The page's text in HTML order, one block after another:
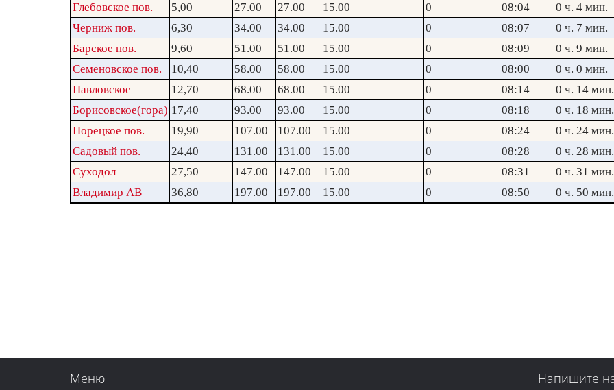
Глебовское пов.
5,00 27.00 27.00 15.00 0 08:04
0 ч. 4 мин.
Черниж пов.
6,30 34.00 34.00 15.00 0 08:07
0 ч. 7 мин.
Барское пов.
9,60 51.00 51.00 15.00 0 08:09
0 ч. 9 мин.
Семеновское пов.
10,40 58.00 58.00 15.00 0 08:00
0 ч. 0 мин.
Павловское
12,70 68.00 68.00 15.00 0 08:14
0 ч. 14 мин.
Борисовское(гора) 17,40 93.00 93.00 15.00 0 08:18
0 ч. 18 мин.
Порецкое пов.
19,90 107.00 107.00 15.00 0 08:24
0 ч. 24 мин.
Садовый пов.
24,40 131.00 131.00 15.00 0 08:28
0 ч. 28 мин.
Суходол
27,50 147.00 147.00 15.00 0 08:31
0 ч. 31 мин.
Владимир АВ
36,80 197.00 197.00 15.00 0 08:50 0 ч. 50 мин.
Меню Напишите